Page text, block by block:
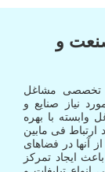
و
تخصصی مشاغل
نیاز صنایع و
با بهره
ارتباط فی مابین
آنها در فضاهای
ایجاد تمرکز